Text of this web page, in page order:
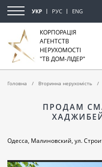
УКР РУС ENG
КОРПОРАЦІЯ
АГЕНТСТВ
НЕРУХОМОСТІ
"ТВ ДОМ-ЛІДЕР"
Головна Вторинна нерухомість
ПРОДАМ
Одесса, Малиновский, ул.